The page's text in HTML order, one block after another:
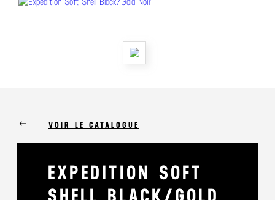
keyboard_backspace VOIR LE CATALOGUE
EXPEDITION SOFT